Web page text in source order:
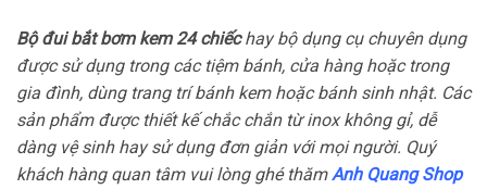
Bộ đui bắt bơm kem 24 chiếchay bộ dụng cụ chuyên dụng
được sử dụng trong các tiệm bánh, cửa hàng hoặc trong
gia đình, dùng trang trí bánh kem hoặc bánh sinh nhật. Các
sản phẩm được thiết kế chắc chắn từ inox không gỉ, dễ
dàng vệ sinh hay sử dụng đơn giản với mọi người. Quý
khách hàng quan tâm vui lòng ghé thămAnh Quang Shop